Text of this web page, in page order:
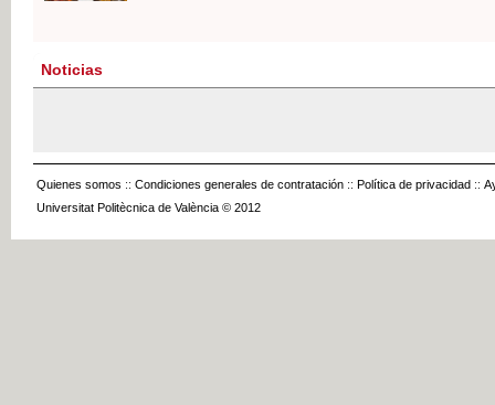
Noticias
Quienes somos :: Condiciones generales de contratación :: Política de privacidad ::
Universitat Politècnica de València © 2012